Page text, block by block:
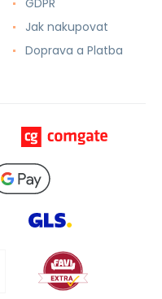
GDPR
Jak nakupovat
Doprava a Platba